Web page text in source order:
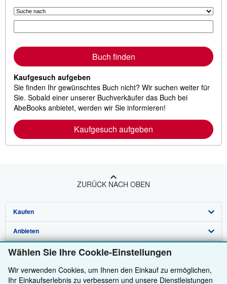
Wählen Sie Ihre Cookie-Einstellungen
Wir verwenden Cookies, um Ihnen den Einkauf zu ermöglichen,
Ihr Einkaufserlebnis zu verbessern und unsere Dienstleistungen
Buch finden
Kaufgesuch aufgeben
Sie finden Ihr gewünschtes Buch nicht? Wir suchen weiter für
Sie. Sobald einer unserer Buchverkäufer das Buch bei
AbeBooks anbietet, werden wir Sie informieren!
Kaufgesuch aufgeben
ZURÜCK NACH OBEN
Kaufen
Detailsuche
Sammlungen
Nutzerkonto
Anbieten
Verkäufer werden
Partnerprogramm
Über uns
Über uns / Impressum
Hilfe